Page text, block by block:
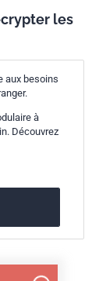
les
aux besoins
à
Découvrez